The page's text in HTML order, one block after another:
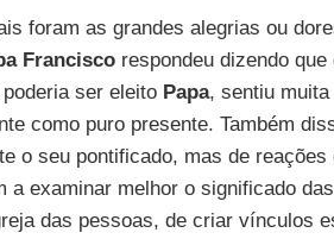
foram as grandes alegrias ou
Franciscorespondeu dizendo que
ser eleito Papa, sentiu
como puro presente. Também
o seu pontificado, mas de
a examinar melhor o significado
das pessoas, de criar vínculos